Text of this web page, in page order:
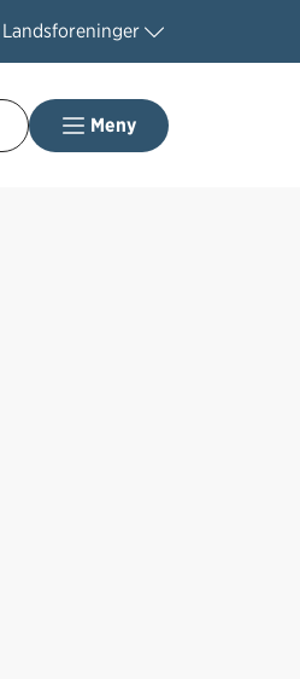
Landsforeninger
Meny